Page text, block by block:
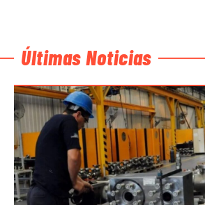
Últimas Noticias